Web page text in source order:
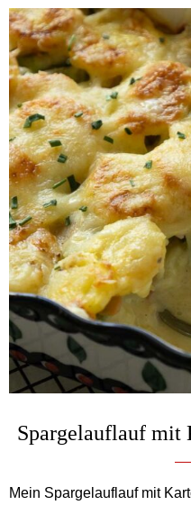
Spargelauflauf mit
Mein Spargelauflauf mit